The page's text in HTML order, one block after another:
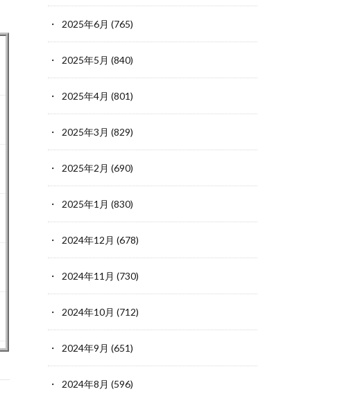
2025年6月 (765)
2025年5月 (840)
2025年4月 (801)
2025年3月 (829)
2025年2月 (690)
2025年1月 (830)
2024年12月 (678)
2024年11月 (730)
2024年10月 (712)
2024年9月 (651)
2024年8月 (596)